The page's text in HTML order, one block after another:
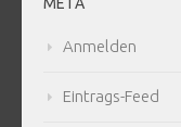
META
Anmelden
Eintrags-Feed